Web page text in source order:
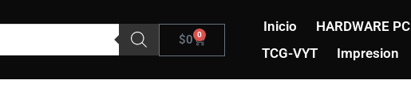
$0 0
Carrito
Inicio HARDWARE PC
TCG-VYT
Impresion